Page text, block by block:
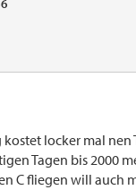
locker mal nen
Tagen bis 2000
C fliegen will auch